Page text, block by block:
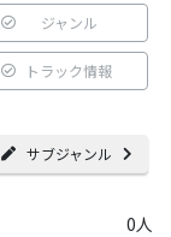
ジャンル
トラック情報
サブジャンル
0人